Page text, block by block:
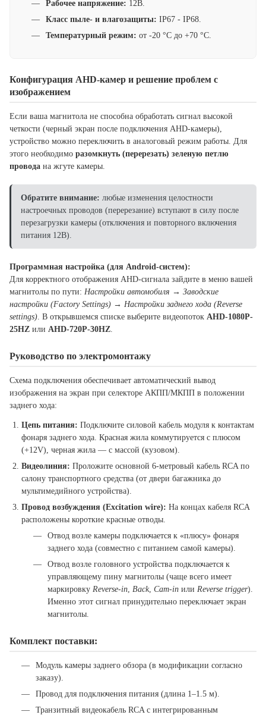
Рабочее напряжение: 12В.
Класс пыле- и влагозащиты: IP67 - IP68.
Температурный режим: от -20 °C до +70 °C.
Конфигурация AHD-камер и решение проблем с
изображением
Если ваша магнитола не способна обработать сигнал высокой
четкости (черный экран после подключения AHD-камеры),
устройство можно переключить в аналоговый режим работы. Для
этого необходимо разомкнуть (перерезать) зеленую петлю
провода на жгуте камеры.
Обратите внимание: любые изменения целостности
настроечных проводов (перерезание) вступают в силу после
перезагрузки камеры (отключения и повторного включения
питания 12В).
Программная настройка (для Android-систем):
Для корректного отображения AHD-сигнала зайдите в меню вашей
магнитолы по пути: Настройки автомобиля → Заводские
настройки (Factory Settings) → Настройки заднего хода (Reverse
settings) . В открывшемся списке выберите видеопоток AHD-1080P-
25HZ или AHD-720P-30HZ
Руководство по электромонтажу
Схема подключения обеспечивает автоматический вывод
изображения на экран при селекторе АКПП/МКПП в положении
заднего хода:
Цепь питания: Подключите силовой кабель модуля к контактам
фонаря заднего хода. Красная жила коммутируется с плюсом
(+12V), черная жила — с массой (кузовом).
Видеолиния: Проложите основной 6-метровый кабель RCA по
салону транспортного средства (от двери багажника до
мультимедийного устройства).
Провод возбуждения (Excitation wire): На концах кабеля RCA
расположены короткие красные отводы.
Отвод возле камеры подключается к «плюсу» фонаря
заднего хода (совместно с питанием самой камеры).
Отвод возле головного устройства подключается к
управляющему пину магнитолы (чаще всего имеет
маркировку Reverse-in Back, Cam-in или Reverse trigger).
Именно этот сигнал принудительно переключает экран
магнитолы.
Комплект поставки:
Модуль камеры заднего обзора (в модификации согласно
заказу).
Провод для подключения питания (длина 1–1.5 м).
Транзитный видеокабель RCA с интегрированным